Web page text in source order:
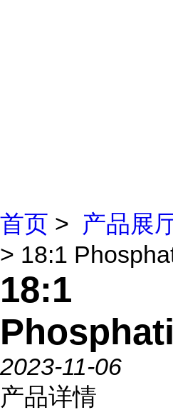
首页 > 产品展
> 18:1
18:1
2023-11-06
产品详情